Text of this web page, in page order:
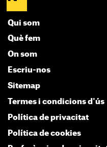
Qui som
Què fem
On som
Escriu-nos
Sitemap
Termes i condicions d'ús
Política de privacitat
Política de cookies